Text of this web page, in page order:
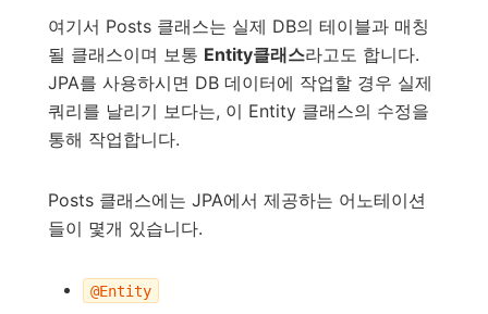
여기서 Posts 클래스는 실제 DB의 테이블과 매칭
될 클래스이며 보통 Entity클래스라고도 합니다.
JPA를 사용하시면 DB 데이터에 작업할 경우 실제
쿼리를 날리기 보다는, 이 Entity 클래스의 수정을
통해 작업합니다.
Posts 클래스에는 JPA에서 제공하는 어노테이션
들이 몇개 있습니다.
@Entity